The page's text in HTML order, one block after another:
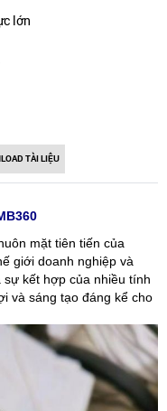
lớn
TÀI LIỆU
mặt tiên tiến của
giới doanh nghiệp và
kết hợp của nhiều tính
và sáng tạo đáng kể cho